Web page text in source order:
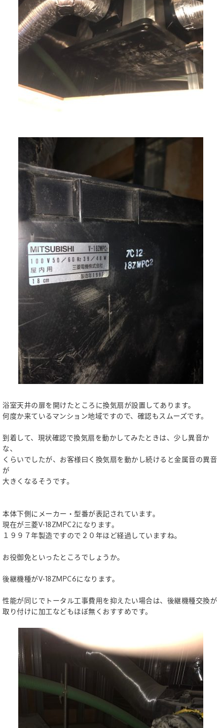
浴室天井の扉を開けたところに換気扇が設置してあります。
何度か来ているマンション地域ですので、確認もスムーズです。
到着して、現状確認で換気扇を動かしてみたときは、少し異音か
な、
くらいでしたが、お客様曰く換気扇を動かし続けると金属音の異音
が
大きくなるそうです。
本体下側にメーカー・型番が表記されています。
現在が三菱V-18ZMPC2になります。
１９９７年製造ですので２０年ほど経過していますね。
お役御免といったところでしょうか。
後継機種がV-18ZMPC6になります。
性能が同じでトータル工事費用を抑えたい場合は、後継機種交換が
取り付けに加工などもほぼ無くおすすめです。